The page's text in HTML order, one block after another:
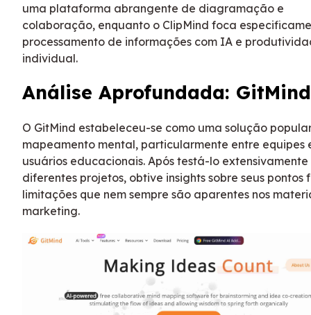
uma plataforma abrangente de diagramação e
colaboração, enquanto o ClipMind foca
processamento de informações com IA e
individual.
Análise Aprofundada: GitMind
O GitMind estabeleceu-se como uma solução
mapeamento mental, particularmente entre equipes
usuários educacionais. Após testá-lo extensivamente
diferentes projetos, obtive insights sobre seus pontos
limitações que nem sempre são aparentes nos
marketing.